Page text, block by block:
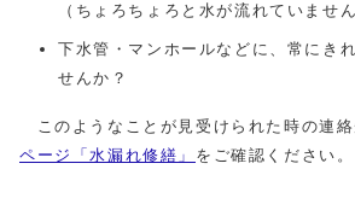
（ちょろちょろと水が流れていません
下水管・マンホールなどに、常にき
せんか？
このようなことが見受けられた時の連
ページ「水漏れ修繕」 をご確認ください。